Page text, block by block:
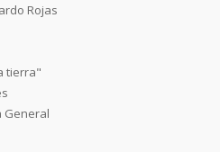
Rojas
tierra"
General